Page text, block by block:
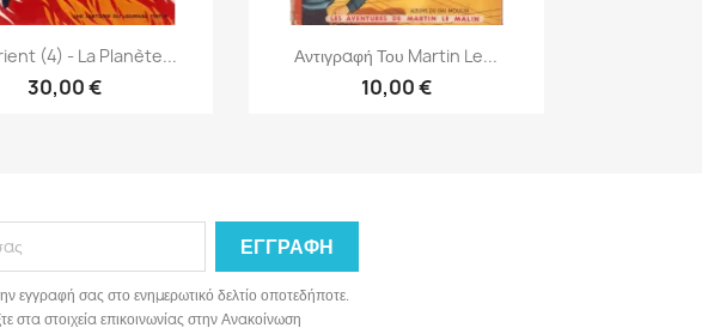
Γρήγορη προβολή
(4) - La Planète...
30,00 €
Γρήγορη προβολή
Αντιγραφή Του Martin Le...
10,00 €
εγγραφή σας στο ενημερωτικό δελτίο οποτεδήποτε.
στα στοιχεία επικοινωνίας στην Ανακοίνωση